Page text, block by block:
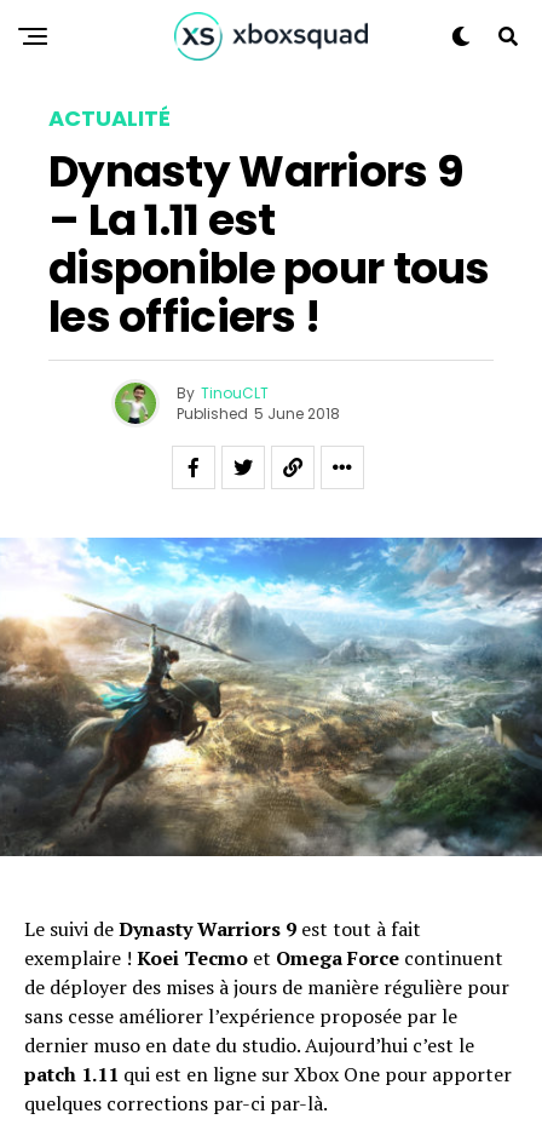
ACTUALITÉ
Dynasty Warriors 9
– La 1.11 est
disponible pour tous
les officiers !
By TinouCLT
Published 5 June 2018
Le suivi deDynasty Warriors 9 est tout à fait
exemplaire ! Koei Tecmo et Omega Force continuent
de déployer des mises à jours de manière régulière pour
sans cesse améliorer l’expérience proposée par le
dernier muso en date du studio. Aujourd’hui c’est le
patch 1.11 qui est en ligne sur Xbox One pour apporter
quelques corrections par-ci par-là.
Reddit
Pinterest